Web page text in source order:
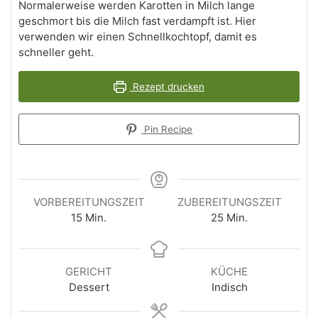
Normalerweise werden Karotten in Milch lange
geschmort bis die Milch fast verdampft ist. Hier
verwenden wir einen Schnellkochtopf, damit es
schneller geht.
Rezept drucken
Pin Recipe
VORBEREITUNGSZEIT
15 Minuten
Min.
ZUBEREITUNGSZEIT
25 Minuten
Min.
GERICHT
Dessert
KÜCHE
Indisch